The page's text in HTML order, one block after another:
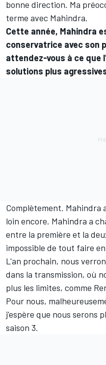
bonne direction. Ma
terme avec Mahindra.
Cette année, Mahindra
conservatrice avec son
attendez-vous à ce que
solutions plus
Complètement. Mahindra
loin encore. Mahindra a
entre la première et la
impossible de tout faire
L'an prochain, nous
dans la transmission, où
plus les limites, comme
Pour nous,
j'espère que nous serons
saison 3.